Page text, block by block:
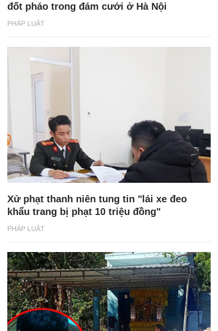
PHÁP LUẬT
đốt pháo trong đám cưới ở Hà Nội
PHÁP LUẬT
Xử phạt thanh niên tung tin "lái xe đeo
khẩu trang bị phạt 10 triệu đồng"